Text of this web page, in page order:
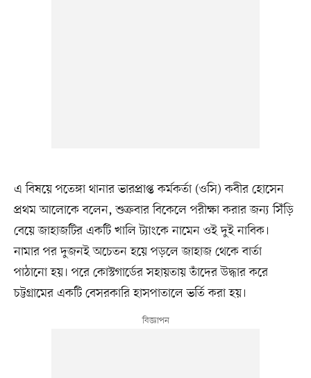
এ বিষয়ে পতেঙ্গা থানার ভারপ্রাপ্ত কর্মকর্তা (ওসি) কবীর হোসেন
প্রথম আলোকে বলেন, শুক্রবার বিকেলে পরীক্ষা করার জন্য সিঁড়ি
বেয়ে জাহাজটির একটি খালি ট্যাংকে নামেন ওই দুই নাবিক।
নামার পর দুজনই অচেতন হয়ে পড়লে জাহাজ থেকে বার্তা
পাঠানো হয়। পরে কোস্টগার্ডের সহায়তায় তাঁদের উদ্ধার করে
চট্টগ্রামের একটি বেসরকারি হাসপাতালে ভর্তি করা হয়।